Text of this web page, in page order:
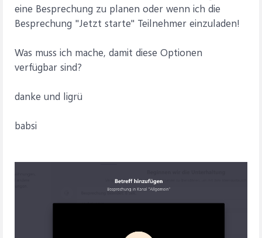
eine Besprechung zu planen oder wenn ich die
Besprechung "Jetzt starte" Teilnehmer einzuladen!
Was muss ich mache, damit diese Optionen
verfügbar sind?
danke und ligrü
babsi